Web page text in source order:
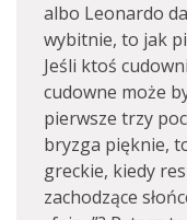
albo Leonardo
wybitnie, to jak
Jeśli ktoś
cudowne może
pierwsze trzy
bryzga pięknie,
greckie, kiedy
zachodzące